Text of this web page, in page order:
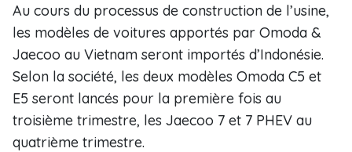
Au cours du processus de construction de l’usine,
les modèles de voitures apportés par Omoda &
Jaecoo au Vietnam seront importés d’Indonésie.
Selon la société, les deux modèles Omoda C5 et
E5 seront lancés pour la première fois au
troisième trimestre, les Jaecoo 7 et 7 PHEV au
quatrième trimestre.